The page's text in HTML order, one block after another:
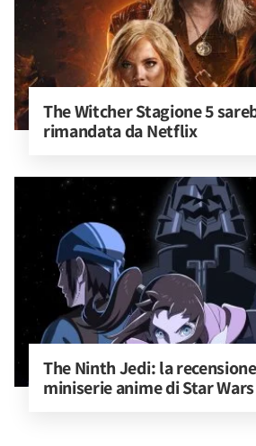
The Witcher Stagione 5
rimandata da Netflix
The Ninth Jedi: la
miniserie anime di Star